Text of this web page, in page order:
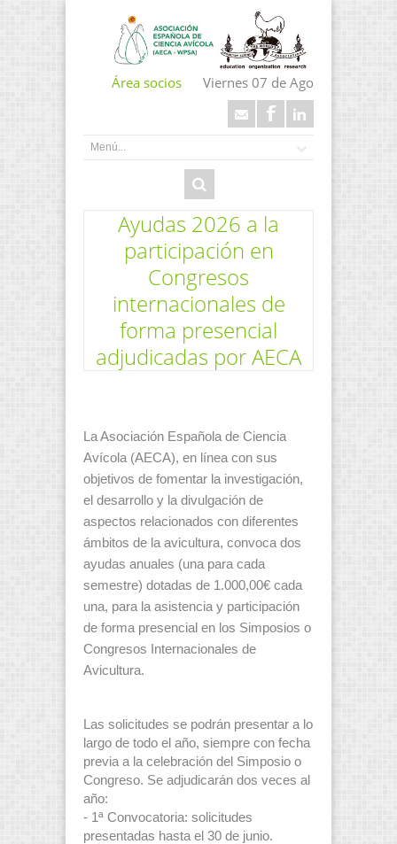
Área socios Viernes 07 de Ago
Ayudas 2026 a la
participación en
Congresos
internacionales de
forma presencial
adjudicadas por AECA
La Asociación Española de Ciencia
Avícola (AECA), en línea con sus
objetivos de fomentar la investigación,
el desarrollo y la divulgación de
aspectos relacionados con diferentes
ámbitos de la avicultura, convoca dos
ayudas anuales (una para cada
semestre) dotadas de 1.000,00€ cada
una, para la asistencia y participación
de forma presencial en los Simposios o
Congresos Internacionales de
Avicultura.
Las solicitudes se podrán presentar a lo
largo de todo el año, siempre con fecha
previa a la celebración del Simposio o
Congreso. Se adjudicarán dos veces al
año:
- 1ª Convocatoria: solicitudes
presentadas hasta el 30 de junio.